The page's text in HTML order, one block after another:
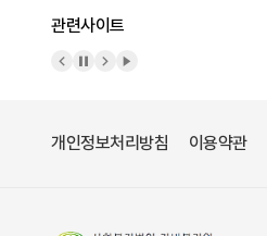
관련사이트
이전 배너
배너 정지
다음 배너
배너 재생
개인정보처리방침 이용약관